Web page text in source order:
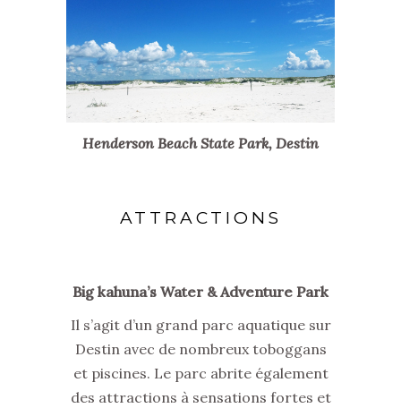
Henderson Beach State Park, Destin
ATTRACTIONS
Big kahuna’s Water & Adventure Park
Il s’agit d’un grand parc aquatique sur
Destin avec de nombreux toboggans
et piscines. Le parc abrite également
des attractions à sensations fortes et